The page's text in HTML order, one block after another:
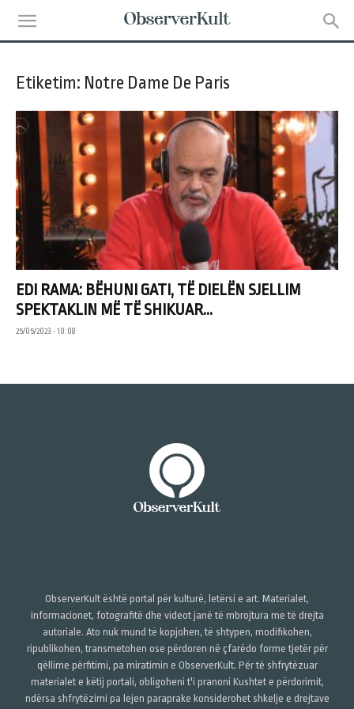
Etiketim: Notre Dame De Paris
EDI RAMA: BËHUNI GATI, TË DIELËN SJELLIM
SPEKTAKLIN MË TË SHIKUAR...
25/05/2023 • 10:08
ObserverKult është portal për kulturë, letërsi e art. Materialet,
informacionet, fotografitë dhe videot janë të mbrojtura me të drejta
autoriale. Ato nuk mund të kopjohen, të shtypen, modifikohen,
ripublikohen, transmetohen ose përdoren në çfarëdo forme tjetër për
qëllime përfitimi, pa miratimin e ObserverKult. Për të shfrytëzuar
materialet e këtij portali, obligoheni t'i pranoni Kushtet e përdorimit,
ndërsa shfrytëzimi pa lejen paraprake konsiderohet shkelje e drejtave